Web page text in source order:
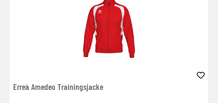
Erreà Amedeo Trainingsjacke